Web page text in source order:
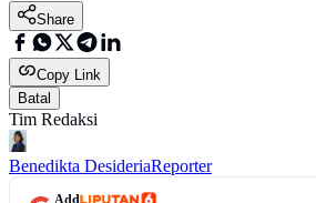
Share
Copy Link
Batal
Tim Redaksi
Benedikta DesideriaReporter